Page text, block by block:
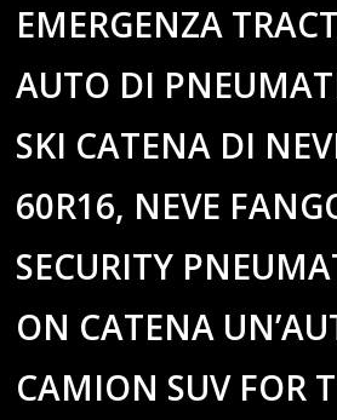
EMERGENZA
AUTO DI
SKI CATENA DI
60R16, NEVE
SECURITY
ON CATENA
CAMION SUV FOR